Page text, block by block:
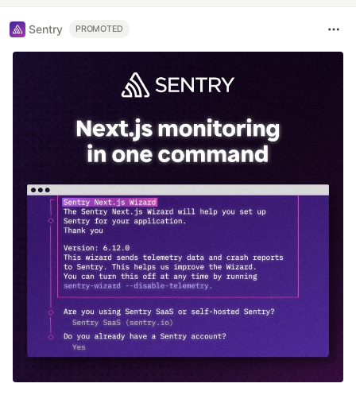
Sentry PROMOTED